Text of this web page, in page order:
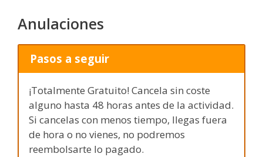
Anulaciones
Pasos a seguir
¡Totalmente Gratuito! Cancela sin coste
alguno hasta 48 horas antes de la actividad.
Si cancelas con menos tiempo, llegas fuera
de hora o no vienes, no podremos
reembolsarte lo pagado.